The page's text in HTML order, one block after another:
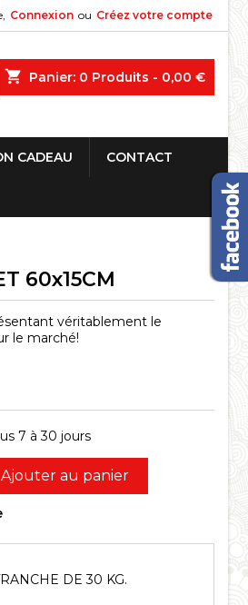
Connexion ou Créez votre compte
shopping_cart Panier: 0 Produits - 0,00 €
CADEAU CONTACT
60x15CM
véritablement le
le marché!
7 à 30 jours
Ajouter au panier
DE 30 KG.